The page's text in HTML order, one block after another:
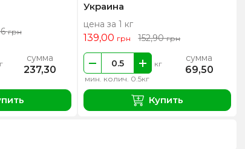
грн
сумма
237,30
Украина
цена за 1 кг
139,00 грн 152,90грн
мин. колич. 0.5кг
кг сумма
69,50
Купить